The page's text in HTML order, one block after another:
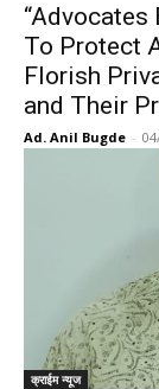
To Protect
Florish
and Their
Ad. Anil Bugde -
क्राईम न्यूज